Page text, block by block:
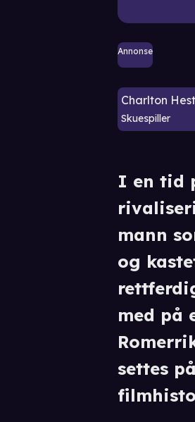
Annonse
Charlton
Skuespiller
I en tid
mann
og
med på
settes